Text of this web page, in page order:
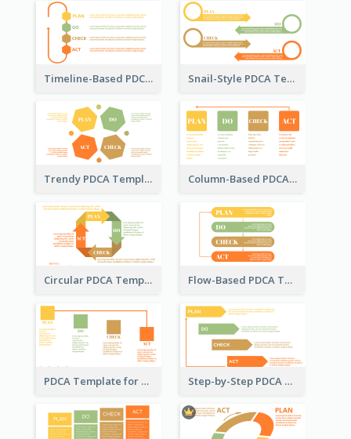
Timeline-Based PDCA Template Snail-Style PDCA Template
Trendy PDCA Template Column-Based PDCA Template
Circular PDCA Template Flow-Based PDCA Template
PDCA Template for Startup Step-by-Step PDCA Template